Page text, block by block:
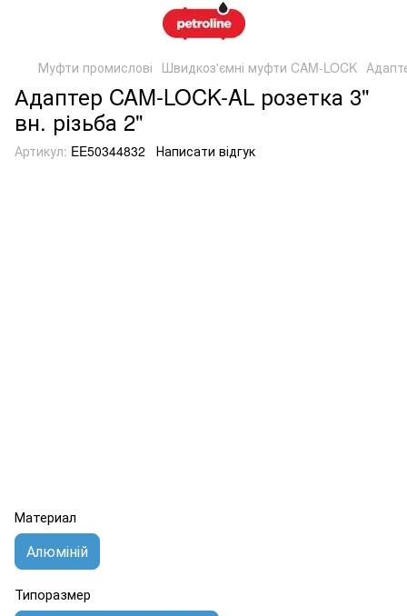
Муфти промислові Швидкоз'ємні муфти CAM-LOCK
Адаптер CAM-LOCK-AL розетка 3"
вн. різьба 2"
Артикул: EE50344832 Написати відгук
Материал
Алюміній
Типоразмер